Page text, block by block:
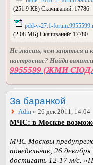
(251.9 КБ) Скачиваний: 17786
pdd-v-27.1-
(2.08 МБ) Скачиваний: 17780
Не знаешь, чем заняться и
настроение? Найди
9955599 (ЖМИ
За баранкой
Adm » 26 дек 2011, 14:04
МЧС: в Москве
МЧС Москвы
понедельник, 26
достигать 12-17 м/с.